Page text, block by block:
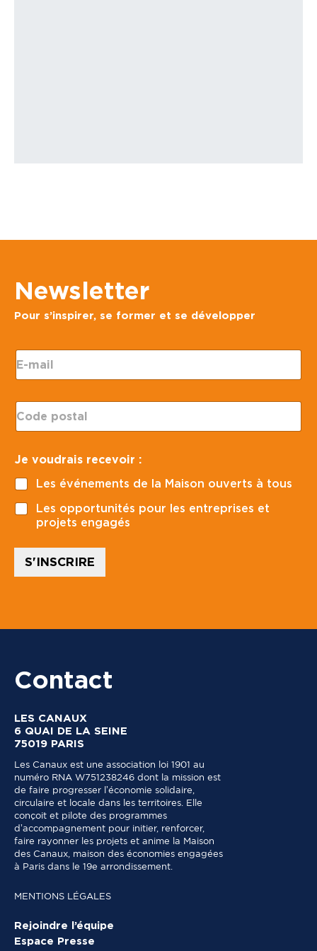
Newsletter
Pour s’inspirer, se former et se développer
E
-
m
l
*
C
o
d
p
s
t
a
J
e
*
Je voudrais recevoir :
Les événements de la Maison ouverts à tous
Les opportunités pour les entreprises et
projets engagés
S'INSCRIRE
Contact
LES CANAUX
6 QUAI DE LA SEINE
75019 PARIS
Les Canaux est une association loi 1901 au
numéro RNA W751238246 dont la mission est
de faire progresser l’économie solidaire,
circulaire et locale dans les territoires. Elle
conçoit et pilote des programmes
d’accompagnement pour initier, renforcer,
faire rayonner les projets et anime la Maison
des Canaux, maison des économies engagées
à Paris dans le 19e arrondissement.
MENTIONS LÉGALES
Rejoindre l’équipe
Espace Presse